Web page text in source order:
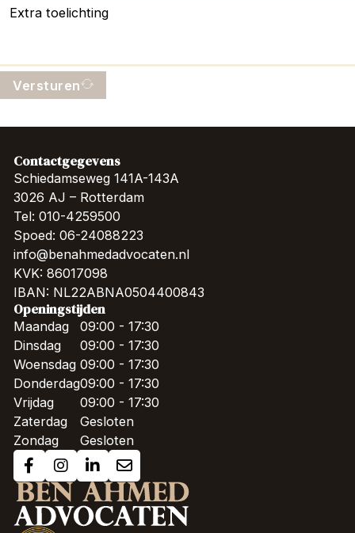
Versturen
Contactgegevens
Schiedamseweg 141A-143A
3026 AJ – Rotterdam
Tel: 010-4259500
Spoed: 06-24088223
info@benahmedadvocaten.nl
KVK: 86017098
IBAN: NL22ABNA0504400843
Openingstijden
Maandag
Dinsdag
Woensdag
Donderdag
Vrijdag
Zaterdag
Zondag
09:00 - 17:30
09:00 - 17:30
09:00 - 17:30
09:00 - 17:30
09:00 - 17:30
Gesloten
Gesloten